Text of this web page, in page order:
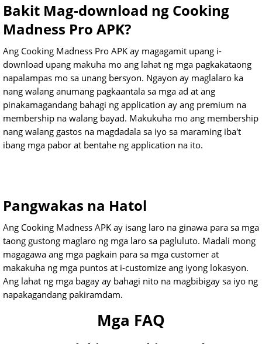
Bakit Mag-download ng Cooking
Madness Pro APK?
Ang Cooking Madness Pro APK ay magagamit upang i-
download upang makuha mo ang lahat ng mga pagkakataong
napalampas mo sa unang bersyon. Ngayon ay maglalaro ka
nang walang anumang pagkaantala sa mga ad at ang
pinakamagandang bahagi ng application ay ang premium na
membership na walang bayad. Makukuha mo ang membership
nang walang gastos na magdadala sa iyo sa maraming iba't
ibang mga pabor at bentahe ng application na ito.
Pangwakas na Hatol
Ang Cooking Madness APK ay isang laro na ginawa para sa mga
taong gustong maglaro ng mga laro sa pagluluto. Madali mong
magagawa ang mga pagkain para sa mga customer at
makakuha ng mga puntos at i-customize ang iyong lokasyon.
Ang lahat ng mga bagay ay bahagi nito na magbibigay sa iyo ng
napakagandang pakiramdam.
Mga FAQ